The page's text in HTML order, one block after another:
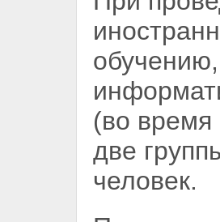
(во время
две
человек.